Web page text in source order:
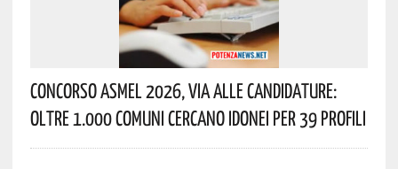
Concorso Asmel 2026, Via Alle Candidature:
Oltre 1.000 Comuni Cercano Idonei Per 39 Profili